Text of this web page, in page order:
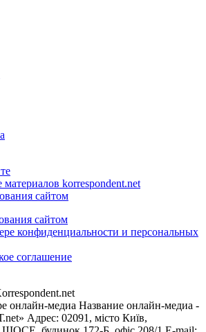
korrespondent.net
сайтом
сайтом
конфиденциальности и персональных
соглашение
онлайн-медиа Название онлайн-медиа -
Адрес: 02091, місто Київ,